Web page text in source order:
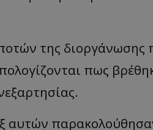
της
πως
αυτών